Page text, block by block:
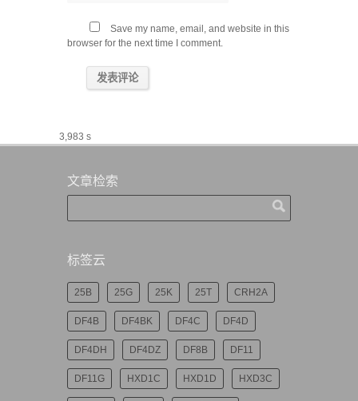
Save my name, email, and website in this
browser for the next time I comment.
3,983 s
文章检索
标签云
25B 25G 25K 25T CRH2A
DF4B DF4BK DF4C DF4D
DF4DH DF4DZ DF8B DF11
DF11G HXD1C HXD1D HXD3C